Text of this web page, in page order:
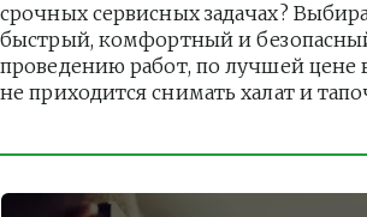
срочных сервисных задачах?
быстрый, комфортный и
проведению работ, по лучшей цене
не приходится снимать халат и